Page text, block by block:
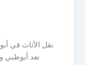
نقل الأثاث في
تعد أبوظبي